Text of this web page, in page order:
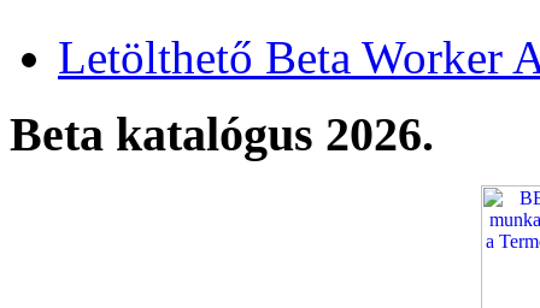
Letölthető Beta Worker
Beta katalógus 2026.